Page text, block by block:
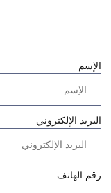
الإسم
البريد الإلكتروني
رقم الهاتف